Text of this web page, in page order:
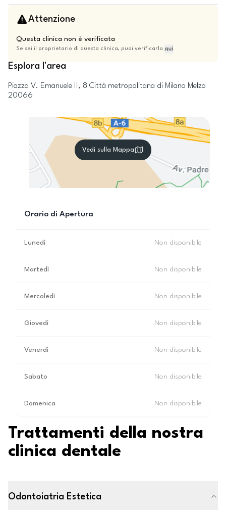
Attenzione
Questa clinica non è verificata
Se sei il proprietario di questa clinica, puoi verificarla qui
Esplora l'area
Piazza V. Emanuele II, 8 Città metropolitana di Milano Melzo
20066
Vedi sulla Mappa
Orario di Apertura
Lunedì Non disponibile
Martedì Non disponibile
Mercoledì Non disponibile
Giovedì Non disponibile
Venerdì Non disponibile
Sabato Non disponibile
Domenica Non disponibile
Trattamenti della nostra
clinica dentale
Odontoiatria Estetica